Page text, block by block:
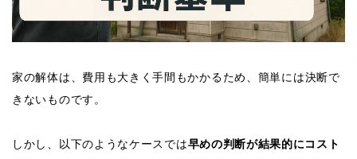
家の解体は、費用も大きく手間もかかるため、簡単には決断で
きないものです。
しかし、以下のようなケースでは早めの判断が結果的にコスト